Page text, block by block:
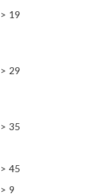
> 19
> 29
> 35
> 45
> 9